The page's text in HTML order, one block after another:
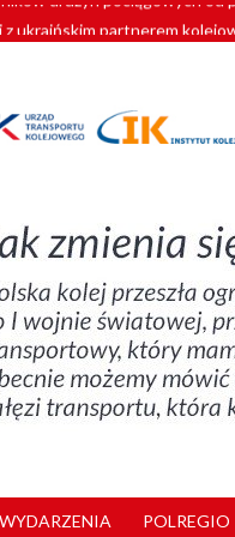
ukraińskim partnerem
h
nowoczesnych ELF-ów
drużyn pociągowych od
WYDARZENIA POLREGIO